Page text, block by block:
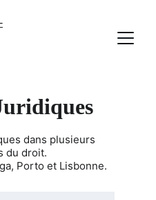
dans plusieurs
du droit.
Porto et Lisbonne.